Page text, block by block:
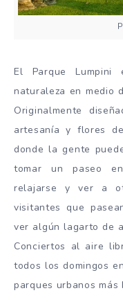
El Parque
naturaleza en medio
Originalmente
artesanía y flores de
donde la gente
tomar un paseo
relajarse y ver a
visitantes que
ver algún lagarto de
Conciertos al aire
todos los domingos
parques urbanos más